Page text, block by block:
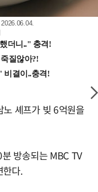
셰프가 빚 6억원을
방송되는 MBC TV
한다.